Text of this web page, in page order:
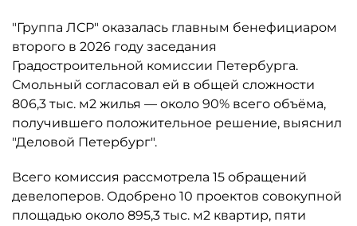
"Группа ЛСР" оказалась главным бенефициаром
второго в 2026 году заседания
Градостроительной комиссии Петербурга.
Смольный согласовал ей в общей сложности
806,3 тыс. м2 жилья — около 90% всего объёма,
получившего положительное решение, выяснил
"Деловой Петербург".
Всего комиссия рассмотрела 15 обращений
девелоперов. Одобрено 10 проектов совокупной
площадью около 895,3 тыс. м2 квартир, пяти